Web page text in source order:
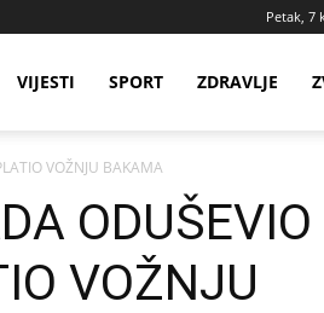
Petak, 7
VIJESTI SPORT ZDRAVLJE
VOŽNJU BAKAMA
ODUŠEVIO
VOŽNJU